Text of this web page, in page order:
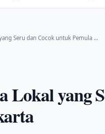
Seru dan Cocok untuk Pemula …
Lokal yang